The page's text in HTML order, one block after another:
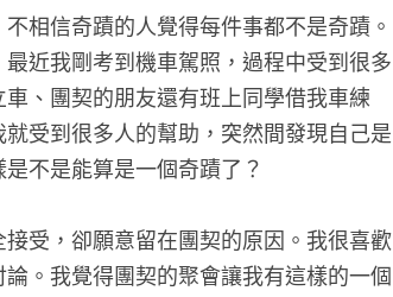
相信奇蹟的人覺得每件事都不是奇蹟。
近我剛考到機車駕照，過程中受到很多
、團契的朋友還有班上同學借我車練
受到很多人的幫助，突然間發現自己是
不是能算是一個奇蹟了？
受，卻願意留在團契的原因。我很喜歡
。我覺得團契的聚會讓我有這樣的一個